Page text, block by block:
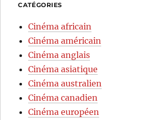
CATÉGORIES
Cinéma africain
Cinéma américain
Cinéma anglais
Cinéma asiatique
Cinéma australien
Cinéma canadien
Cinéma européen